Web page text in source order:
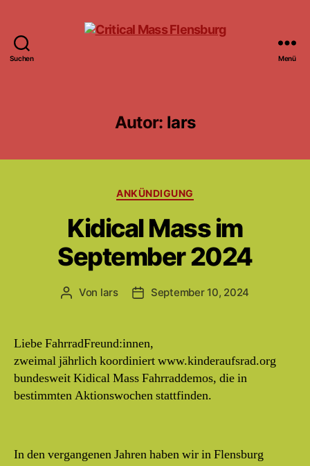
Suchen Menü
Autor: lars
Kategorien
ANKÜNDIGUNG
Kidical Mass im
September 2024
Beitragsautor
Von lars Beitragsdatum
September 10, 2024
Liebe FahrradFreund:innen,
zweimal jährlich koordiniert www.kinderaufsrad.org
bundesweit Kidical Mass Fahrraddemos, die in
bestimmten Aktionswochen stattfinden.
In den vergangenen Jahren haben wir in Flensburg